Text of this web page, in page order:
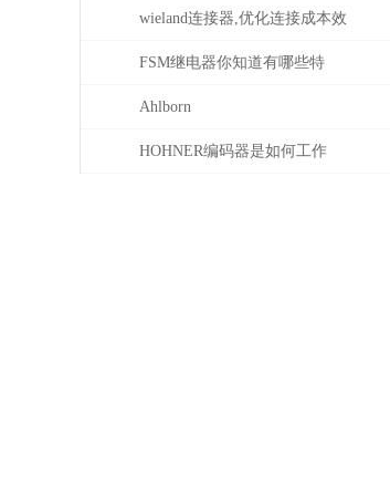
与应用
wieland连接器,优化连接成本效
益
FSM继电器你知道有哪些特
点？
Ahlborn
HOHNER编码器是如何工作